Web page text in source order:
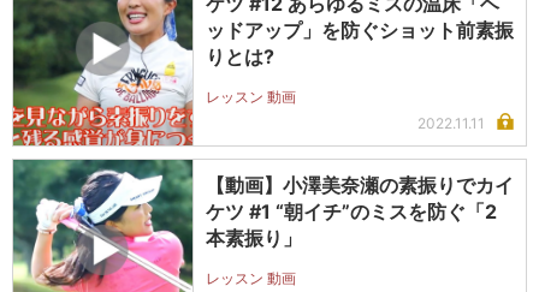
ッドアップ」を防ぐショット前素振
りとは?
レッスン 動画
2022.11.11
【動画】小澤美奈瀬の素振りでカイ
ケツ #1 “朝イチ”のミスを防ぐ「2
本素振り」
レッスン 動画